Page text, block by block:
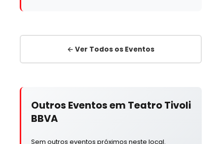
← Ver Todos os Eventos
Outros Eventos em Teatro Tivoli
BBVA
Sem outros eventos próximos neste local.